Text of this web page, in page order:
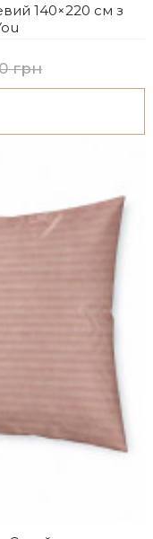
140×220 см з
грн